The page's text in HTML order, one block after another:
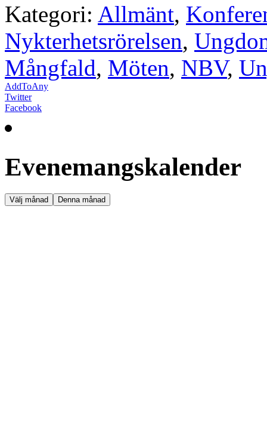
Kategori: Allmänt,
Nykterhetsrörelsen,
Mångfald, Möten, NBV,
AddToAny
Twitter
Facebook
Evenemangskalender
Välj månad Denna månad